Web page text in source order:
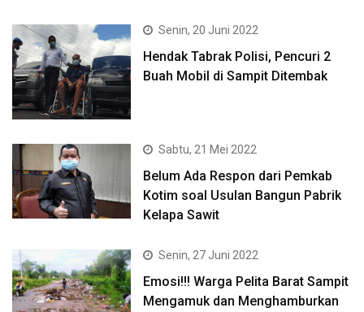
Senin, 20 Juni 2022
Hendak Tabrak Polisi, Pencuri 2
Buah Mobil di Sampit Ditembak
Sabtu, 21 Mei 2022
Belum Ada Respon dari Pemkab
Kotim soal Usulan Bangun Pabrik
Kelapa Sawit
Senin, 27 Juni 2022
Emosi!!! Warga Pelita Barat Sampit
Mengamuk dan Menghamburkan